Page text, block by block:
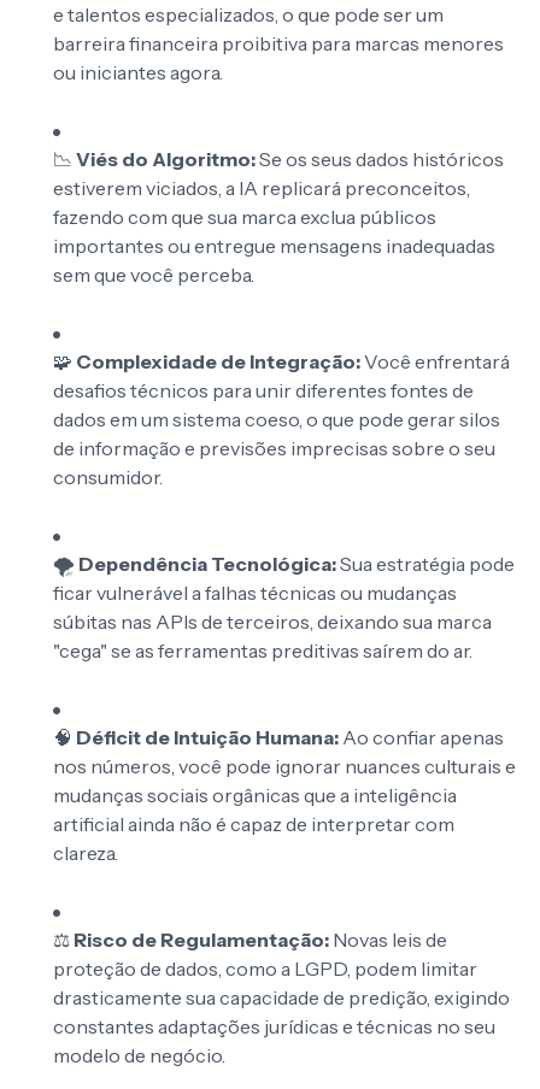
e talentos especializados, o que pode ser um
barreira financeira proibitiva para marcas menores
ou iniciantes agora.
📉 Viés do Algoritmo:Se os seus dados históricos
estiverem viciados, a IA replicará preconceitos,
fazendo com que sua marca exclua públicos
importantes ou entregue mensagens inadequadas
sem que você perceba.
🧩 Complexidade de Integração:Você enfrentará
desafios técnicos para unir diferentes fontes de
dados em um sistema coeso, o que pode gerar silos
de informação e previsões imprecisas sobre o seu
consumidor.
🌪️ Dependência Tecnológica:Sua estratégia pode
ficar vulnerável a falhas técnicas ou mudanças
súbitas nas APIs de terceiros, deixando sua marca
"cega" se as ferramentas preditivas saírem do ar.
🧠 Déficit de Intuição Humana: Ao confiar apenas
nos números, você pode ignorar nuances culturais e
mudanças sociais orgânicas que a inteligência
artificial ainda não é capaz de interpretar com
clareza.
⚖️ Risco de Regulamentação: Novas leis de
proteção de dados, como a LGPD, podem limitar
drasticamente sua capacidade de predição, exigindo
constantes adaptações jurídicas e técnicas no seu
modelo de negócio.